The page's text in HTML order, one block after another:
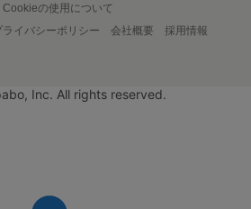
Cookieの使用について
ライバシーポリシー 会社概要
採用情報
Inc. All rights reserved.